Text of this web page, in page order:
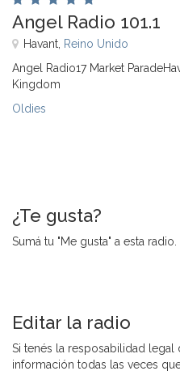
Angel Radio 101.1
Havant, Reino Unido
Angel Radio17 Market
Kingdom
Oldies
¿Te gusta?
Sumá tu "Me gusta" a esta radio.
Editar la radio
Si tenés la resposabilidad
información todas las veces